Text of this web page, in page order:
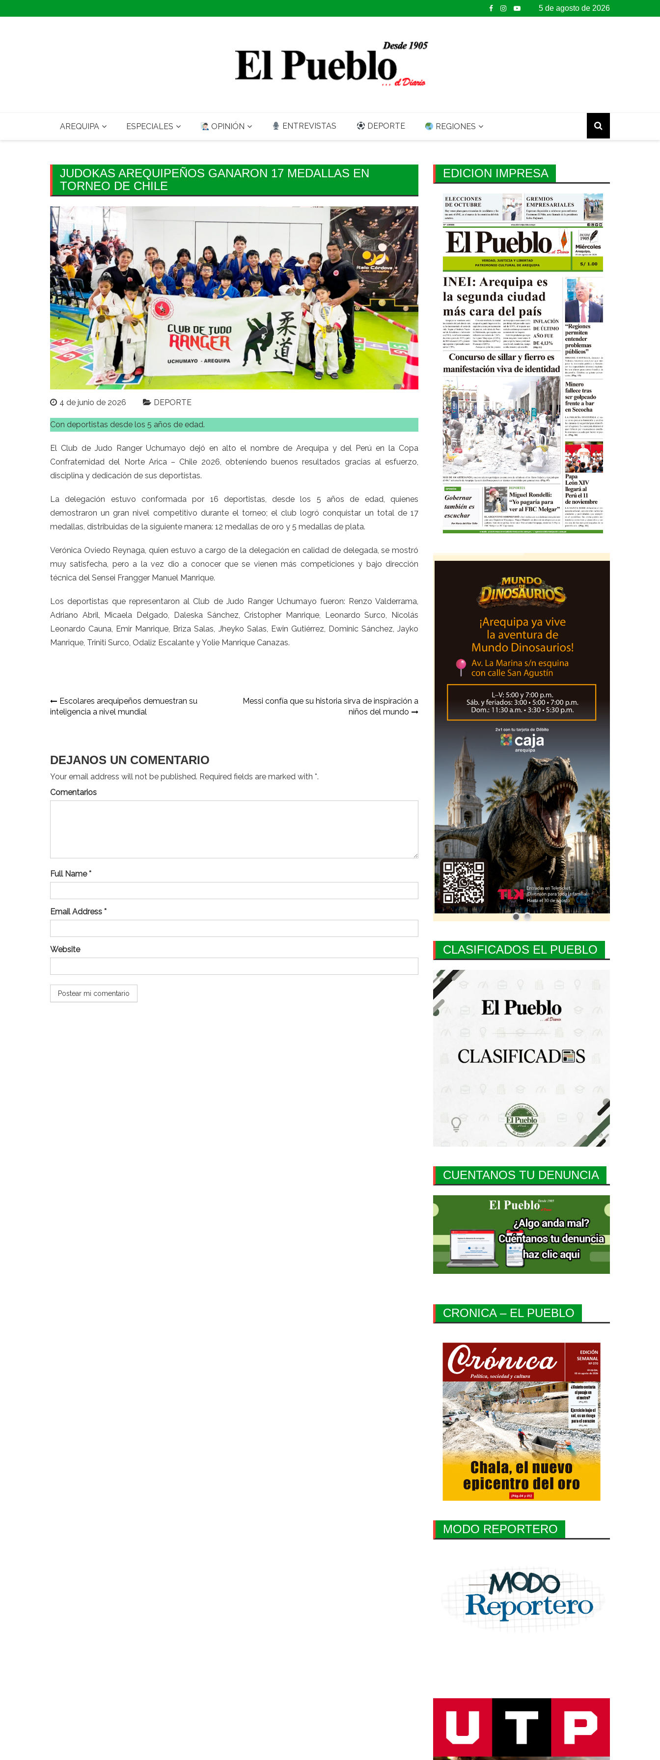
to
5 de agosto de 2026
AREQUIPA ESPECIALES OPINIÓN ENTREVISTAS DEPORTE REGIONES
JUDOKAS AREQUIPEÑOS GANARON 17 MEDALLAS EN
TORNEO DE CHILE
4 de junio de 2026 DEPORTE
Con deportistas desde los 5 años de edad.
El Club de Judo Ranger Uchumayo dejó en alto el nombre de Arequipa y del Perú en la Copa
Confraternidad del Norte Arica – Chile 2026, obteniendo buenos resultados gracias al esfuerzo,
disciplina y dedicación de sus deportistas.
La delegación estuvo conformada por 16 deportistas, desde los 5 años de edad, quienes
demostraron un gran nivel competitivo durante el torneo; el club logró conquistar un total de 17
medallas, distribuidas de la siguiente manera: 12 medallas de oro y 5 medallas de plata.
Verónica Oviedo Reynaga, quien estuvo a cargo de la delegación en calidad de delegada, se mostró
muy satisfecha, pero a la vez dio a conocer que se vienen más competiciones y bajo dirección
técnica del Sensei Frangger Manuel Manrique.
Los deportistas que representaron al Club de Judo Ranger Uchumayo fueron: Renzo Valderrama,
Adriano Abril, Micaela Delgado, Daleska Sánchez, Cristopher Manrique, Leonardo Surco, Nicolás
Leonardo Cauna, Emir Manrique, Briza Salas, Jheyko Salas, Ewin Gutiérrez, Dominic Sánchez, Jayko
Manrique, Triniti Surco, Odaliz Escalante y Yolie Manrique Canazas.
Navegación
de
Escolares arequipeños demuestran su
inteligencia a nivel mundial
Messi confía que su historia sirva de inspiración a
niños del mundo
DEJANOS UN COMENTARIO
Your email address will not be published. Required fields are marked with *.
Comentarios
Full Name *
Email Address *
Website
EDICION IMPRESA
CLASIFICADOS EL PUEBLO
CUENTANOS TU DENUNCIA
CRONICA – EL PUEBLO
MODO REPORTERO